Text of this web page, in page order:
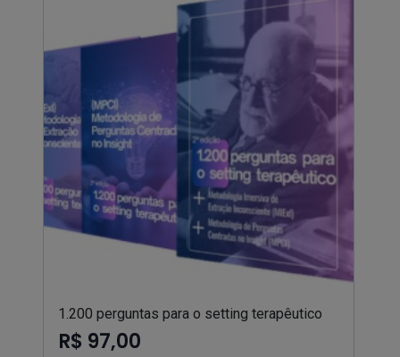
1.200 perguntas para o setting terapêutico
R$ 97,00